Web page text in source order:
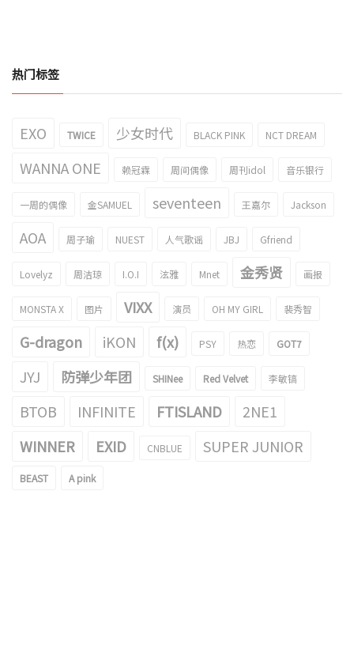
热门标签
EXO TWICE 少女时代 BLACK PINK NCT DREAM
WANNA ONE 赖冠霖 周间偶像 周刊idol 音乐银行
一周的偶像 金SAMUEL seventeen 王嘉尔 Jackson
AOA 周子瑜 NUEST 人气歌谣 JBJ Gfriend
Lovelyz 周洁琼 I.O.I 泫雅 Mnet 金秀贤 画报
MONSTA X 图片 VIXX 演员 OH MY GIRL 裴秀智
G-dragon iKON f(x) PSY 热恋 GOT7
JYJ 防弹少年团 SHINee Red Velvet 李敏镐
BTOB INFINITE FTISLAND
2NE1
WINNER
EXID CNBLUE SUPER JUNIOR
BEAST A pink